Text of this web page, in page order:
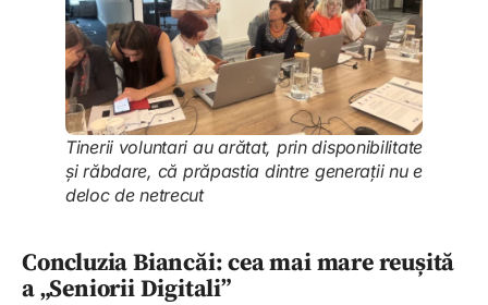
Tinerii voluntari au arătat, prin disponibilitate
și răbdare, că prăpastia dintre generații nu e
deloc de netrecut
Concluzia Biancăi: cea mai mare reușită
a „Seniorii Digitali”